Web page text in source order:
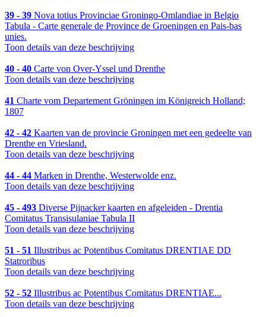
39 - 39 Nova totius Provinciae Groningo-Omlandiae in Belgio
Tabula - Carte generale de Province de Groeningen en Pais-bas
unies.
Toon details van deze beschrijving
40 - 40 Carte von Over-Yssel und Drenthe
Toon details van deze beschrijving
41 Charte vom Departement Gröningen im Königreich Holland;
1807
42 - 42 Kaarten van de provincie Groningen met een gedeelte van
Drenthe en Vriesland.
Toon details van deze beschrijving
44 - 44 Marken in Drenthe, Westerwolde enz.
Toon details van deze beschrijving
45 - 493 Diverse Pijnacker kaarten en afgeleiden - Drentia
Comitatus Transisulaniae Tabula II
Toon details van deze beschrijving
51 - 51 Illustribus ac Potentibus Comitatus DRENTIAE DD
Statroribus
Toon details van deze beschrijving
52 - 52 Illustribus ac Potentibus Comitatus DRENTIAE...
Toon details van deze beschrijving